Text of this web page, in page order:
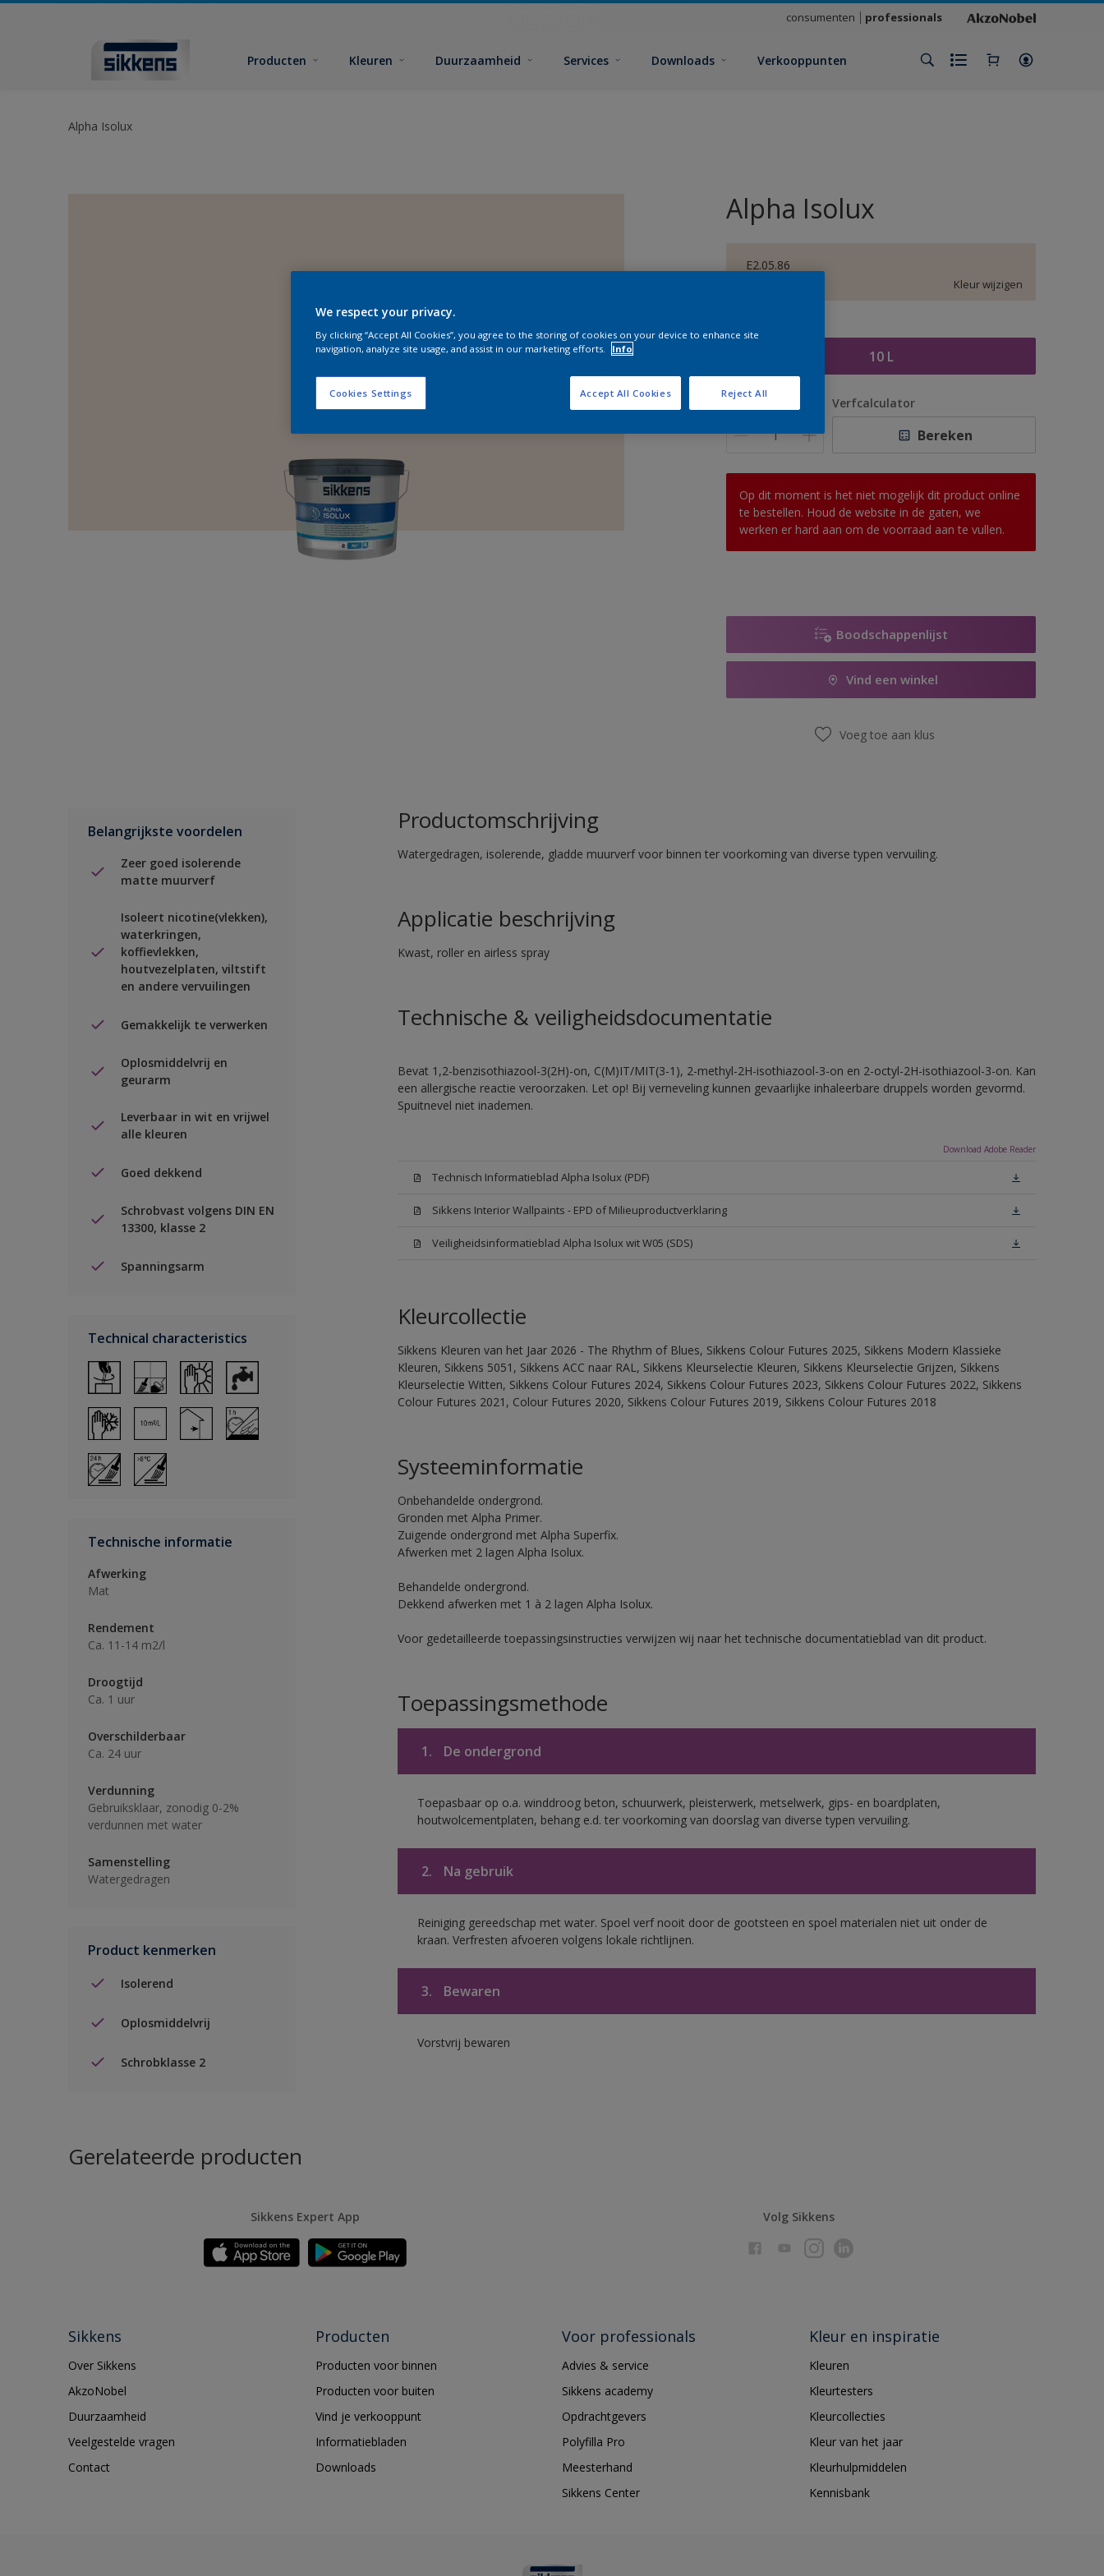
consumenten professionals
Producten Kleuren Duurzaamheid Services Downloads Verkooppunten
Alpha Isolux
Alpha Isolux
E2.05.86
Kleur wijzigen
Grootte
10 L
Aantal Verfcalculator
Bereken
Op dit moment is het niet mogelijk dit product online
te bestellen. Houd de website in de gaten, we
werken er hard aan om de voorraad aan te vullen.
Boodschappenlijst
Vind een winkel
Voeg toe aan klus
Belangrijkste voordelen
Zeer goed isolerende
matte muurverf
Isoleert nicotine(vlekken),
waterkringen,
koffievlekken,
houtvezelplaten, viltstift
en andere vervuilingen
Gemakkelijk te verwerken
Oplosmiddelvrij en
geurarm
Leverbaar in wit en vrijwel
alle kleuren
Goed dekkend
Schrobvast volgens DIN EN
13300, klasse 2
Spanningsarm
Technical characteristics
Technische informatie
Afwerking
Mat
Rendement
Ca. 11-14 m2/l
Droogtijd
Ca. 1 uur
Overschilderbaar
Ca. 24 uur
Verdunning
Gebruiksklaar, zonodig 0-2%
verdunnen met water
Samenstelling
Watergedragen
Product kenmerken
Isolerend
Oplosmiddelvrij
Schrobklasse 2
Productomschrijving
Watergedragen, isolerende, gladde muurverf voor binnen ter voorkoming van diverse typen vervuiling.
Applicatie beschrijving
Kwast, roller en airless spray
Technische & veiligheidsdocumentatie
Bevat 1,2-benzisothiazool-3(2H)-on, C(M)IT/MIT(3-1), 2-methyl-2H-isothiazool-3-on en 2-octyl-2H-isothiazool-3-on. Kan
een allergische reactie veroorzaken. Let op! Bij verneveling kunnen gevaarlijke inhaleerbare druppels worden gevormd.
Spuitnevel niet inademen.
Download Adobe Reader
Technisch Informatieblad Alpha Isolux (PDF)
Sikkens Interior Wallpaints - EPD of Milieuproductverklaring
Veiligheidsinformatieblad Alpha Isolux wit W05 (SDS)
Kleurcollectie
Sikkens Kleuren van het Jaar 2026 - The Rhythm of Blues, Sikkens Colour Futures 2025, Sikkens Modern Klassieke
Kleuren, Sikkens 5051, Sikkens ACC naar RAL, Sikkens Kleurselectie Kleuren, Sikkens Kleurselectie Grijzen, Sikkens
Kleurselectie Witten, Sikkens Colour Futures 2024, Sikkens Colour Futures 2023, Sikkens Colour Futures 2022, Sikkens
Colour Futures 2021, Colour Futures 2020, Sikkens Colour Futures 2019, Sikkens Colour Futures 2018
Systeeminformatie
Onbehandelde ondergrond.
Gronden met Alpha Primer.
Zuigende ondergrond met Alpha Superfix.
Afwerken met 2 lagen Alpha Isolux.
Behandelde ondergrond.
Dekkend afwerken met 1 à 2 lagen Alpha Isolux.
Voor gedetailleerde toepassingsinstructies verwijzen wij naar het technische documentatieblad van dit product.
Toepassingsmethode
1. De ondergrond
Toepasbaar op o.a. winddroog beton, schuurwerk, pleisterwerk, metselwerk, gips- en boardplaten,
houtwolcementplaten, behang e.d. ter voorkoming van doorslag van diverse typen vervuiling.
2. Na gebruik
Reiniging gereedschap met water. Spoel verf nooit door de gootsteen en spoel materialen niet uit onder de
kraan. Verfresten afvoeren volgens lokale richtlijnen.
3. Bewaren
Vorstvrij bewaren
Gerelateerde producten
Sikkens Expert App Volg Sikkens
Sikkens
Over Sikkens
AkzoNobel
Duurzaamheid
Veelgestelde vragen
Contact
Producten
Producten voor binnen
Producten voor buiten
Vind je verkooppunt
Informatiebladen
Downloads
Voor professionals
Advies & service
Sikkens academy
Opdrachtgevers
Polyfilla Pro
Meesterhand
Sikkens Center
Kleur en inspiratie
Kleuren
Kleurtesters
Kleurcollecties
Kleur van het jaar
Kleurhulpmiddelen
Kennisbank
We respect your privacy.
By clicking “Accept All Cookies”, you agree to the storing of cookies on your device to enhance site
navigation, analyze site usage, and assist in our marketing efforts.
Info
Cookies Settings Reject All
Accept All Cookies